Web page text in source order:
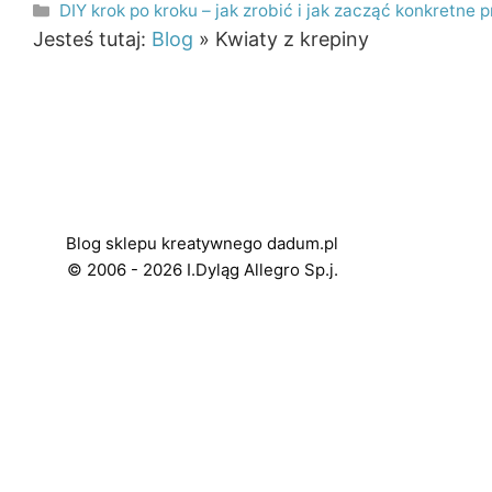
Kategorie
DIY krok po kroku – jak zrobić i jak zacząć konkretne
Jesteś tutaj: Blog » Kwiaty z krepiny
Blog sklepu kreatywnego dadum.pl
© 2006 - 2026 I.Dyląg Allegro Sp.j.